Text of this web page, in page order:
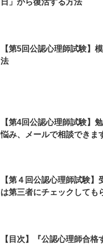
日」から復活する方法
【第5回公認心理師試験】
法
【第4回公認心理師試験】
悩み、メールで相談できま
【第４回公認心理師試験】
は第三者にチェックしても
【目次】『公認心理師合格